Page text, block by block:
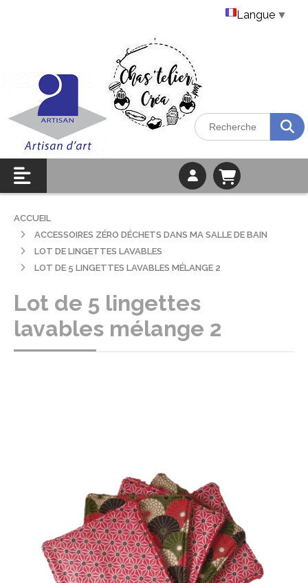
ACCUEIL
ACCESSOIRES ZÉRO DÉCHETS DANS MA SALLE DE BAIN
LOT DE LINGETTES LAVABLES
LOT DE 5 LINGETTES LAVABLES MÉLANGE 2
Lot de 5 lingettes
lavables mélange 2
Langue ▼